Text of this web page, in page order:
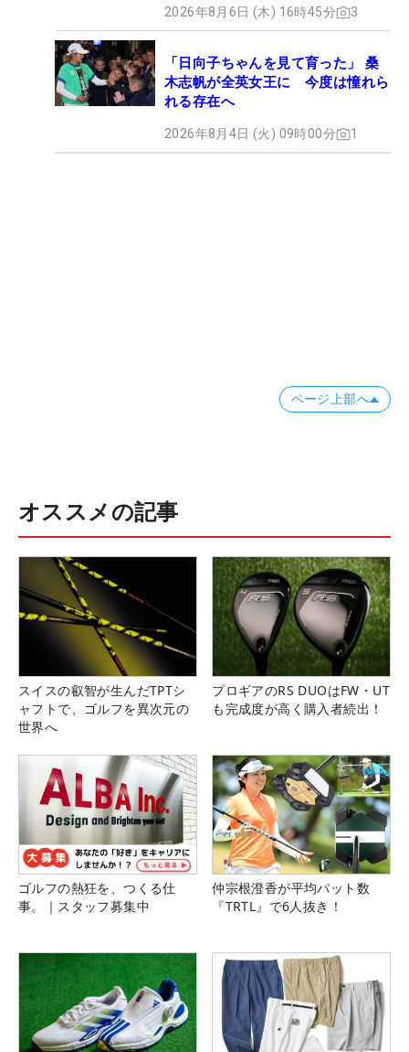
2026年8月6日 (木) 16時45分 3
「日向子ちゃんを見て育った」 桑
木志帆が全英女王に 今度は憧れら
れる存在へ
2026年8月4日 (火) 09時00分 1
ページ上部へ
オススメの記事
スイスの叡智が生んだTPTシ
ャフトで、ゴルフを異次元の
世界へ
プロギアのRS DUOはFW・UT
も完成度が高く購入者続出！
ゴルフの熱狂を、つくる仕
事。｜スタッフ募集中
仲宗根澄香が平均パット数
『TRTL』で6人抜き！